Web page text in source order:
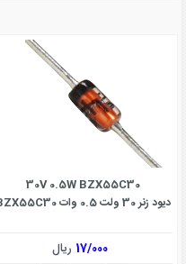
30V 0.5W BZX55C30
دیود زنر 30 ولت 0.5 وات BZX55C30
17/000 ریال